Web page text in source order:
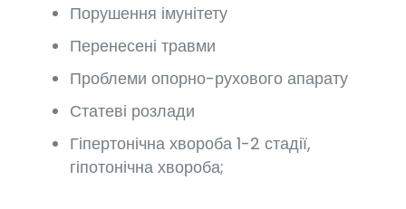
Порушення імунітету
Перенесені травми
Проблеми опорно-рухового апарату
Статеві розлади
Гіпертонічна хвороба 1-2 стадії,
гіпотонічна хвороба;